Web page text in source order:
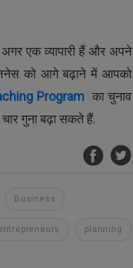
एक व्यापारी हैं और अपने
को आगे बढ़ाने में आपको
Program का चुनाव
गुना बढ़ा सकते हैं.
Business
planning